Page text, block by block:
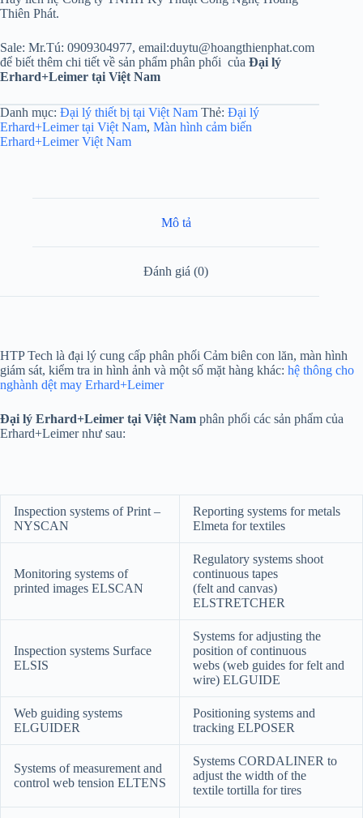
Thiên Phát.
Sale: Mr.Tú: 0909304977, email:duytu@hoangthienphat.com
để biết thêm chi tiết về sản phẩm phân phối của Đại lý
Erhard+Leimer tại Việt Nam
Danh mục: Đại lý thiết bị tại Việt Nam Thẻ: Đại lý
Erhard+Leimer tại Việt Nam, Màn hình cảm biến
Erhard+Leimer Việt Nam
Mô tả
Đánh giá (0)
HTP Tech là đại lý cung cấp phân phối Cảm biên con lăn, màn hình
giám sát, kiểm tra in hình ảnh và một số mặt hàng khác: hệ thông cho
nghành dệt may Erhard+Leimer
Đại lý Erhard+Leimer tại Việt Nam phân phối các sản phẩm của
Erhard+Leimer như sau:
Inspection systems of Print –
NYSCAN
Reporting systems for metals
Elmeta for textiles
Monitoring systems of
printed images ELSCAN
Regulatory systems shoot
continuous tapes
(felt and canvas)
ELSTRETCHER
Inspection systems Surface
ELSIS
Systems for adjusting the
position of continuous
webs (web guides for felt and
wire) ELGUIDE
Web guiding systems
ELGUIDER
Positioning systems and
tracking ELPOSER
Systems of measurement and
control web tension ELTENS
Systems CORDALINER to
adjust the width of the
textile tortilla for tires